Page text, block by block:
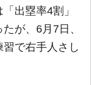
出塁率4割」
が、6月7日、
で右手人さし